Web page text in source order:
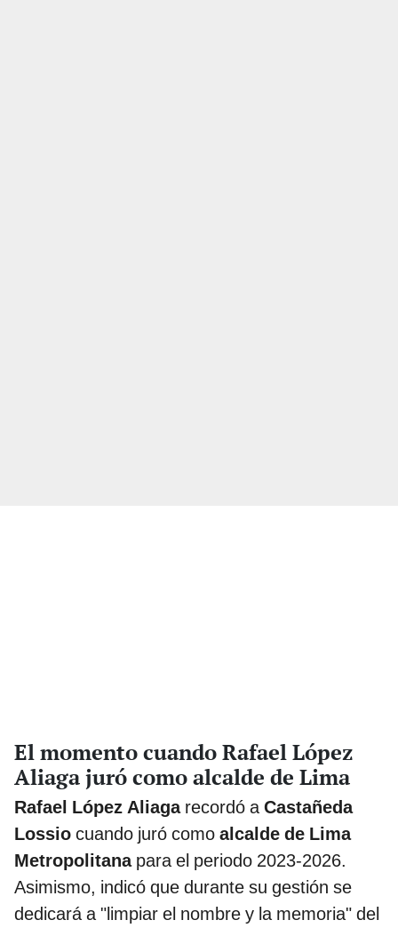
El momento cuando Rafael López
Aliaga juró como alcalde de Lima
Rafael López Aliaga recordó aCastañeda
Lossio cuando juró como alcalde de Lima
Metropolitanapara el periodo 2023-2026.
Asimismo, indicó que durante su gestión se
dedicará a "limpiar el nombre y la memoria" del